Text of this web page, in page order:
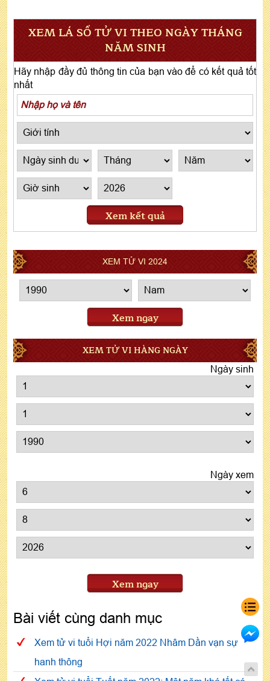
XEM LÁ SỐ TỬ VI THEO NGÀY THÁNG
NĂM SINH
Hãy nhập đầy đủ thông tin của bạn vào để có kết quả tốt
nhất
Xem kết quả
XEM TỬ VI 2024
Xem ngay
XEM TỬ VI HÀNG NGÀY
Ngày sinh
Ngày xem
Xem ngay
Bài viết cùng danh mục
Xem tử vi tuổi Hợi năm 2022 Nhâm Dần vạn sự
hanh thông